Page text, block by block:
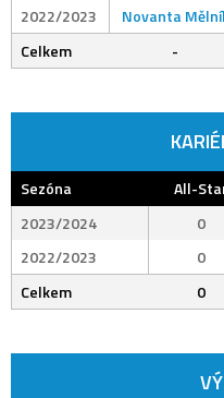
2022/2023
Novanta
Celkem
-
Sezóna All-
2023/2024
0
2022/2023
0
Celkem
0